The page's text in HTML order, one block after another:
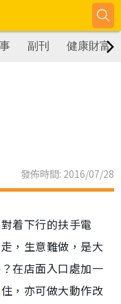
副刊 健康財富
發佈時間: 2016/07/28
着下行的扶手電
，生意難做，是大
在店面入口處加一
，亦可做大動作改